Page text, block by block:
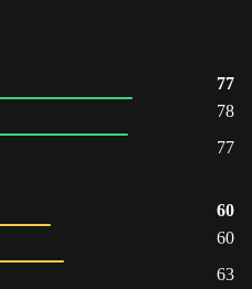
77
78
77
60
60
63